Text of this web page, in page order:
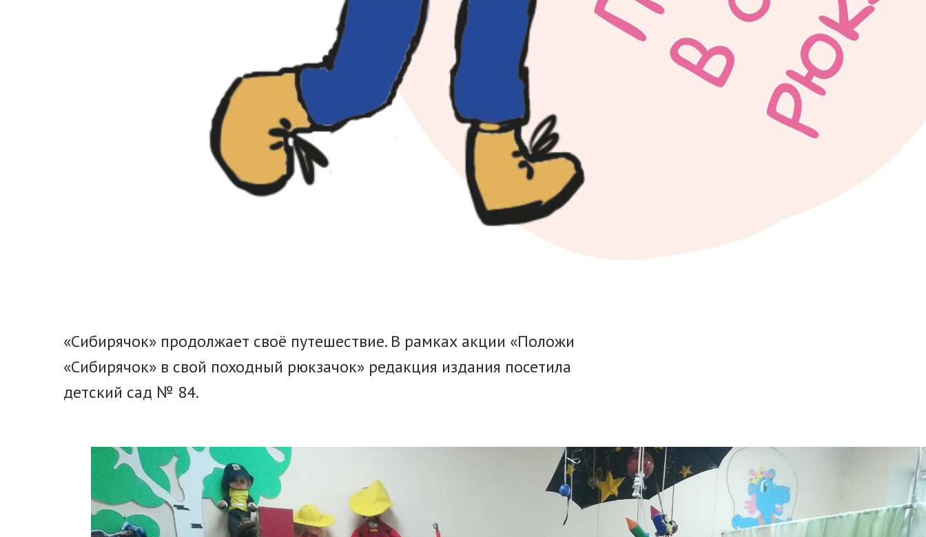
«Сибирячок» продолжает своё путешествие. В рамках акции «Положи
«Сибирячок» в свой походный рюкзачок» редакция издания посетила
детский сад № 84.